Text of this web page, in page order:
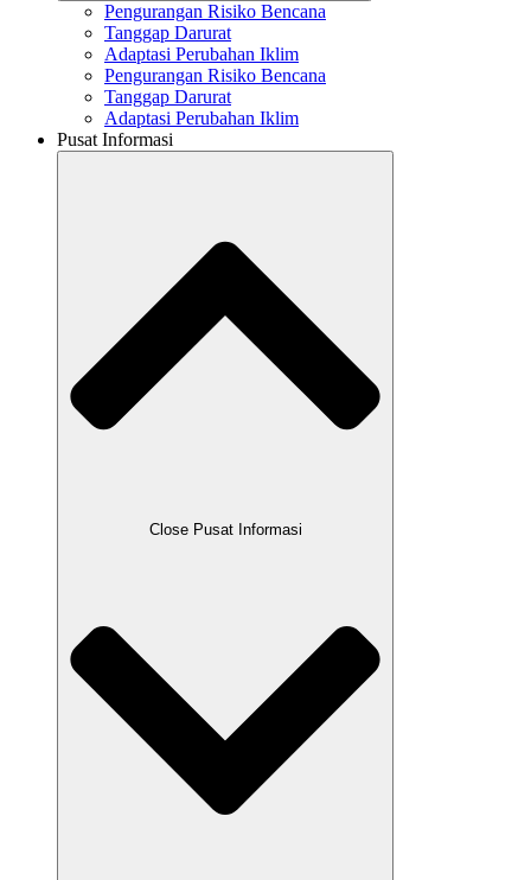
Pengurangan Risiko Bencana
Tanggap Darurat
Adaptasi Perubahan Iklim
Pengurangan Risiko Bencana
Tanggap Darurat
Adaptasi Perubahan Iklim
Pusat Informasi
Close Pusat Informasi